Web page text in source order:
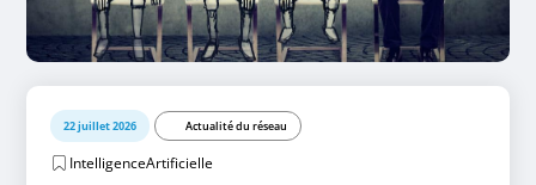
22 juillet 2026 Actualité du réseau
IntelligenceArtificielle